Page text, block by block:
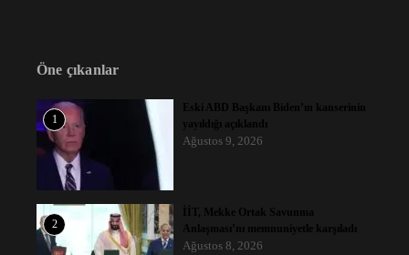
Öne çıkanlar
1
Eski ABD Başkanı Biden’ın kanserinin
yayıldığı açıklandı
Ağustos 9, 2026
2
İİT, Mekke Ortak Savunma
Anlaşması’nı memnuniyetle karşıladı
Ağustos 8, 2026